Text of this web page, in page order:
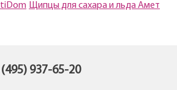
Щипцы для сахара и льда Амет
(495) 937-65-20